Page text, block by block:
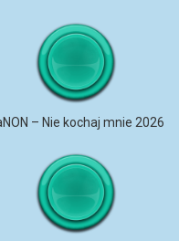
– Nie kochaj mnie 2026